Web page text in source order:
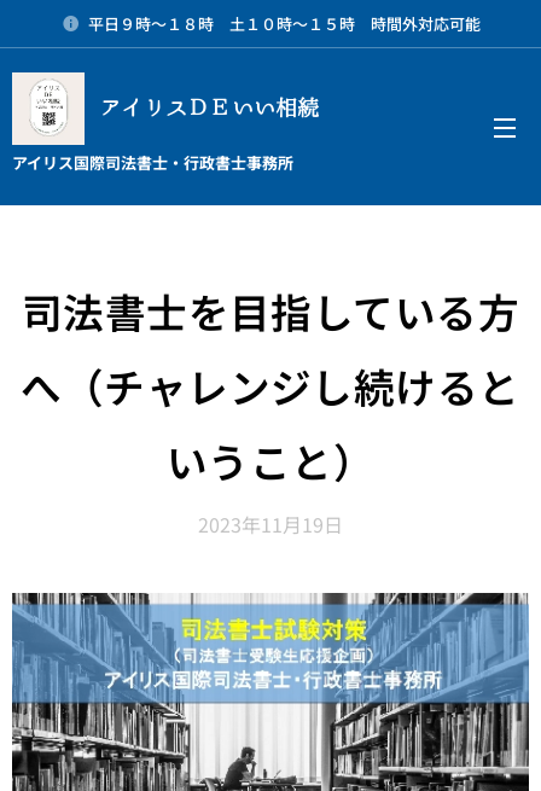
平日９時～１８時 土１０時～１５時 時間外対応可能
アイリスＤＥいい相続
アイリス国際司法書士・行政書士事務所
司法書士を目指している方
へ（チャレンジし続けると
いうこと）
2023年11月19日